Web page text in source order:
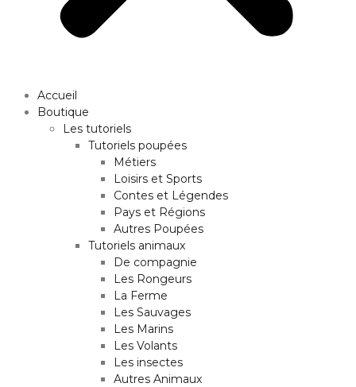
Accueil
Boutique
Les tutoriels
Tutoriels poupées
Métiers
Loisirs et Sports
Contes et Légendes
Pays et Régions
Autres Poupées
Tutoriels animaux
De compagnie
Les Rongeurs
La Ferme
Les Sauvages
Les Marins
Les Volants
Les insectes
Autres Animaux